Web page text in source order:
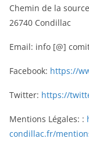
Chemin de la source
26740 Condillac
Email: info [@]
Facebook: https://
Twitter: https://
Mentions Légales: :
condillac.fr/